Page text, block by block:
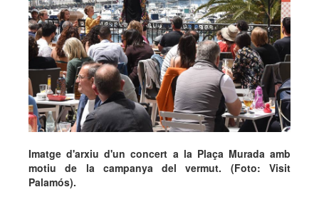
Imatge d'arxiu d'un concert a la Plaça Murada amb
motiu de la campanya del vermut. (Foto: Visit
Palamós).